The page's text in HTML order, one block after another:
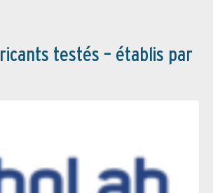
testés – établis par